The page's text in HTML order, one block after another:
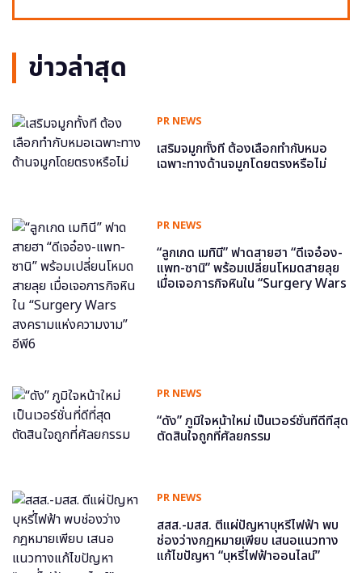
ข่าวล่าสุด
PR NEWS
เสริมจมูกทั้งที ต้องเลือกทำกับหมอ
เฉพาะทางด้านจมูกโดยตรงหรือไม่
PR NEWS
“ลูกเกด เมทินี” ฟาดสายฮา “ดีเจอ๋อง-
แพท-ซานิ” พร้อมเปลี่ยนโหมดสายลุย
เมื่อเจอภารกิจหินใน “Surgery Wars
PR NEWS
“ดัง” ภูมิใจหน้าใหม่ เป็นเวอร์ชั่นที่ดีที่สุด
ตัดสินใจถูกที่ศัลยกรรม
PR NEWS
สสส.-มสส. ตีแผ่ปัญหาบุหรี่ไฟฟ้า พบ
ช่องว่างกฎหมายเพียบ เสนอแนวทาง
แก้ไขปัญหา “บุหรี่ไฟฟ้าออนไลน์”